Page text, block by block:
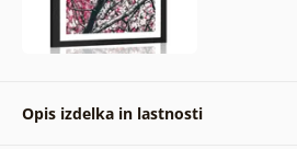
Opis izdelka in lastnosti